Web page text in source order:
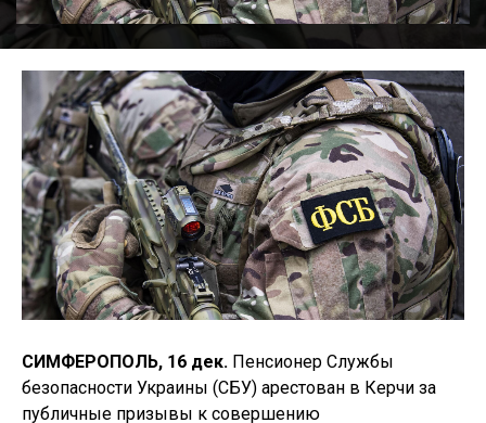
СИМФЕРОПОЛЬ, 16 дек. Пенсионер Службы
безопасности Украины (СБУ) арестован в Керчи за
публичные призывы к совершению